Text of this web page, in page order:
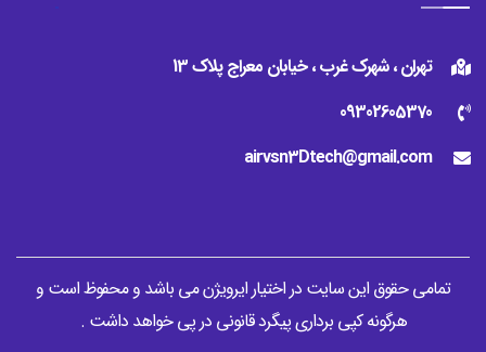
تهران ، شهرک غرب ، خیابان معراج پلاک 13
09302605370
airvsn3Dtech@gmail.com
تمامی حقوق این سایت در اختیار ایرویژن می باشد و محفوظ است و
هرگونه کپی برداری پیگرد قانونی در پی خواهد داشت .